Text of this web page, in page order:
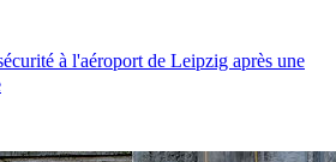
à l'aéroport de Leipzig après une